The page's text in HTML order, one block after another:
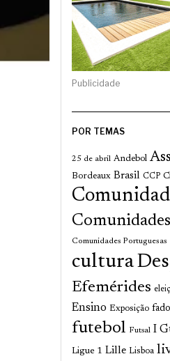
Publicidade
POR TEMAS
25 de abril Andebol
Bordeaux Brasil CCP
Comunidades
Comunidades Portuguesas
cultura
Efemérides
Ensino Exposição fado
futebol Futsal I
Ligue 1 Lille Lisboa